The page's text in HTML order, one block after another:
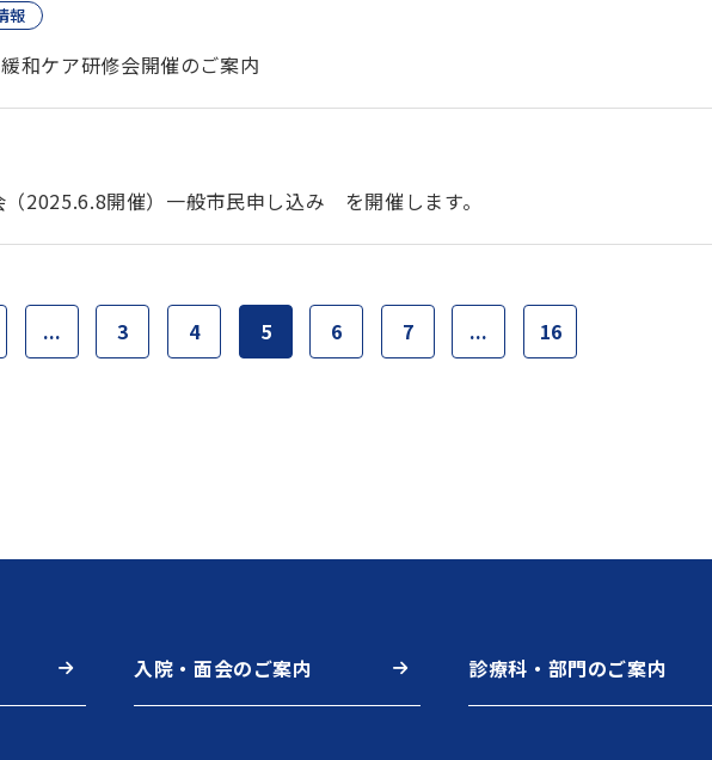
報
和ケア研修会開催のご案内
2025.6.8開催）一般市民申し込み を開催します。
... 3 4 5 6 7 ... 16
入院・面会のご案内 診療科・部門のご案内